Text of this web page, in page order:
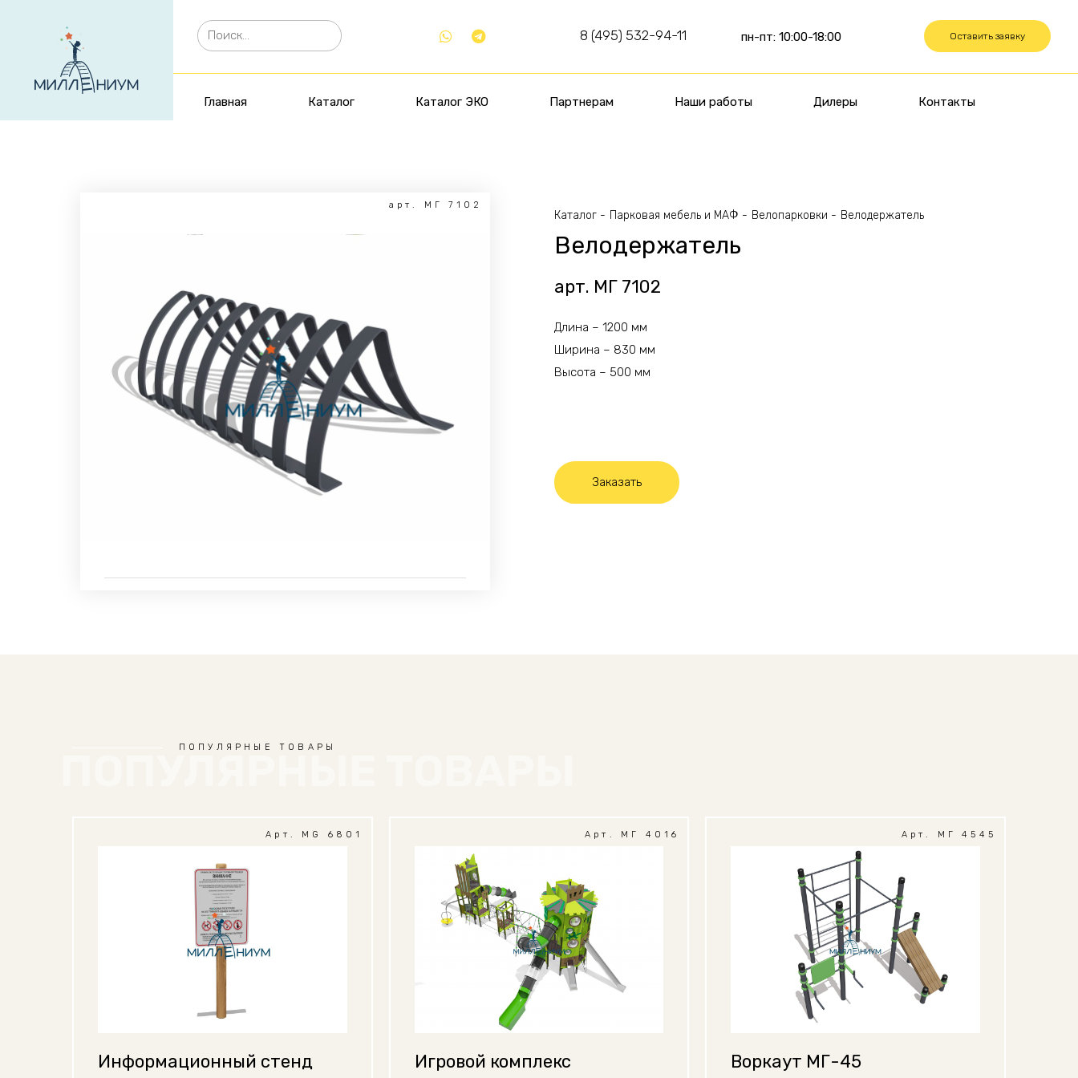
8 (495) 532-94-11 пн-пт: 10:00-18:00 Оставить заявку
Главная Каталог Каталог ЭКО Партнерам Наши работы Дилеры Контакты
арт. МГ 7102
Каталог Парковая мебель и МАФ Велопарковки Велодержатель
Велодержатель
арт. МГ 7102
Длина – 1200 мм
Ширина – 830 мм
Высота – 500 мм
Заказать
ПОПУЛЯРНЫЕ ТОВАРЫ
Арт. MG 6801
Информационный стенд
Арт. МГ 4016
Игровой комплекс
Арт. МГ 4545
Воркаут МГ-45